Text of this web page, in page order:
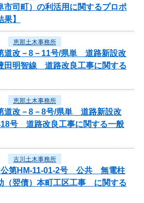
市司町）の利活用に関するプロポ
】
恵那土木事務所
道改－8－11号/県単 道路新設改
田明智線 道路改良工事に関する
恵那土木事務所
道改－8－8号/県単 道路新設改
号 道路改良工事に関する一般
古川土木事務所
公第HM-11-01-2号 公共 無電柱
（翌債）本町工区工事 に関する